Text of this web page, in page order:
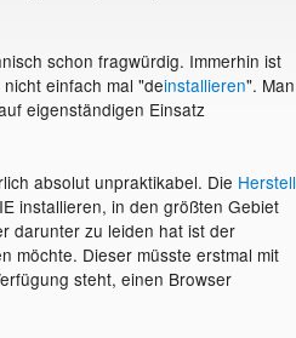
schon fragwürdig. Immerhin ist
einfach mal "deinstallieren". Man
eigenständigen Einsatz
absolut unpraktikabel. Die
installieren, in den größten Gebiet
darunter zu leiden hat ist der
möchte. Dieser müsste erstmal mit
steht, einen Browser